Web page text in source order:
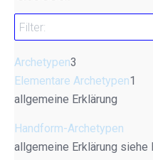
Archetypen3
Elementare Archetypen1
allgemeine Erklärung
Handform-Archetypen
allgemeine Erklärung siehe